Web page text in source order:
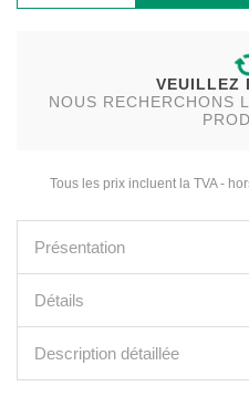
VEUILLEZ
NOUS RECHERCHONS
Tous les prix incluent la TVA -
Présentation
Détails
Description détaillée